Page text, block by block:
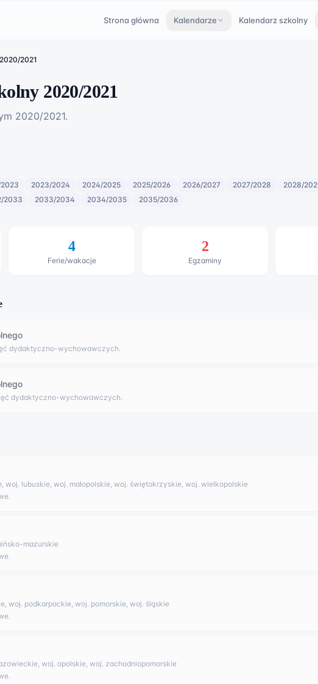
Strona główna Kalendarze Kalendarz szkolny
2021
2020/2021
2020/2021.
2023/2024 2024/2025 2025/2026 2026/2027 2027/2028 2028/
2033 2033/2034 2034/2035 2035/2036
4
Ferie/wakacje
2
Egzaminy
dydaktyczno-wychowawczych.
dydaktyczno-wychowawczych.
woj. lubuskie, woj. małopolskie, woj. świętokrzyskie, woj. wielkopolskie
mazurskie
woj. podkarpackie, woj. pomorskie, woj. śląskie
woj. opolskie, woj. zachodniopomorskie